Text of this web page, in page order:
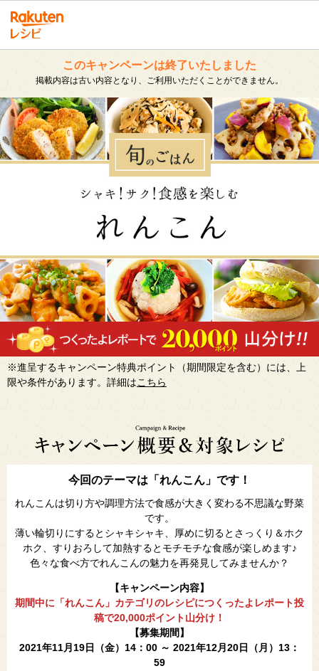
このキャンペーンは終了いたしました
掲載内容は古い内容となり、ご利用いただくことができません。
※進呈するキャンペーン特典ポイント（期間限定を含む）には、上
限や条件があります。詳細はこちら
今回のテーマは「れんこん」です！
れんこんは切り方や調理方法で食感が大きく変わる不思議な野菜
です。
薄い輪切りにするとシャキシャキ、厚めに切るとさっくり＆ホク
ホク、すりおろして加熱するとモチモチな食感が楽しめます♪
色々な食べ方でれんこんの魅力を再発見してみませんか？
【キャンペーン内容】
期間中に「れんこん」カテゴリのレシピにつくったよレポート投
稿で20,000ポイント山分け！
【募集期間】
2021年11月19日（金）14：00 ～ 2021年12月20日（月）13：
59